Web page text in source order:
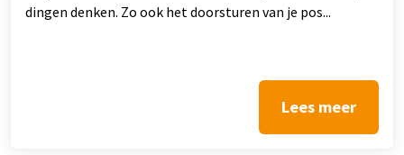
dingen denken. Zo ook het doorsturen van je pos...
Lees meer